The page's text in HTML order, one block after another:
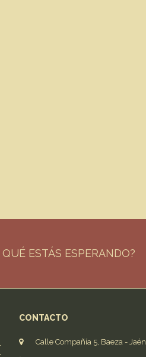
ESTÁS ESPERANDO?
CONTACTO
Calle Compañía 5, Baeza - Jaén